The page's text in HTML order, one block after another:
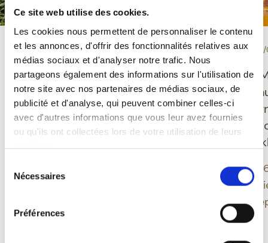
Ce site web utilise des cookies.
Les cookies nous permettent de personnaliser le contenu
et les annonces, d'offrir des fonctionnalités relatives aux
médias sociaux et d'analyser notre trafic. Nous
partageons également des informations sur l'utilisation de
notre site avec nos partenaires de médias sociaux, de
publicité et d'analyse, qui peuvent combiner celles-ci
avec d'autres informations que vous leur avez fournies
ou qu'ils ont collectées lors de votre utilisation de leurs
services.
Nécessaires
Préférences
PROEVERIJ-10/06/2026
Grisette Bio glutenvrij:
een Belgisch bier dat
plezier, evenwicht en
moderniteit verenigt
Grisette biedt een
Belgisch bier door
integreren in een
EVENEMENT-
Ducasse de
Feuillien
nieuwe
geïnspireerd
Montoise
Een editie
band tussen
erfgoed